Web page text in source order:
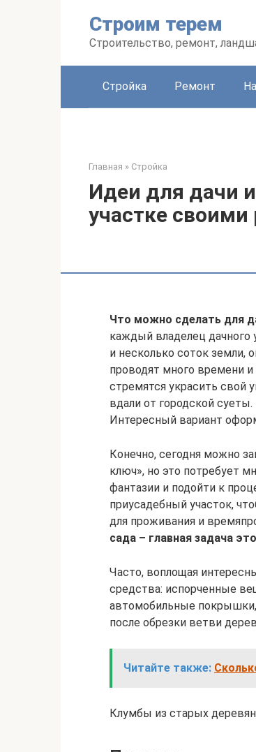
Строим терем
Строительство, ремонт,
Стройка Ремонт
Главная » Стройка
Идеи для дачи
участке своими
Что можно сделать для
каждый владелец дачного
и несколько соток земли,
проводят много времени
стремятся украсить свой
вдали от городской суеты.
Интересный вариант
Конечно, сегодня можно
ключ», но это потребует
фантазии и подойти к
приусадебный участок,
для проживания и
сада – главная задача
Часто, воплощая
средства: испорченные
автомобильные
после обрезки ветви
Читайте также:
Клумбы из старых